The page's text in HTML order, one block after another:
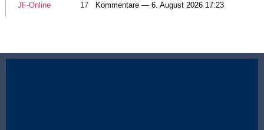
JF-Online 17 Kommentare — 6. August 2026 17:23